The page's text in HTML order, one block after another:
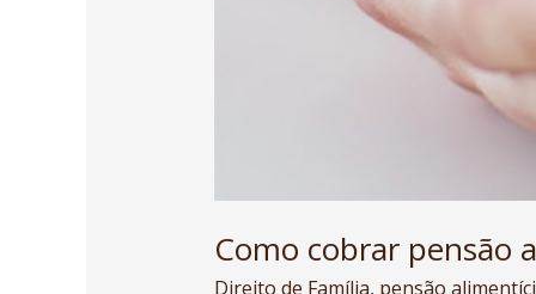
Como cobrar pensão
Direito de Família, pensão